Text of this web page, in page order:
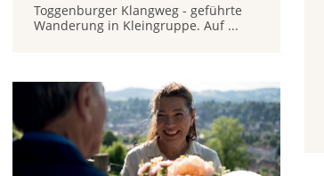
Toggenburger Klangweg - geführte
Wanderung in Kleingruppe. Auf ...